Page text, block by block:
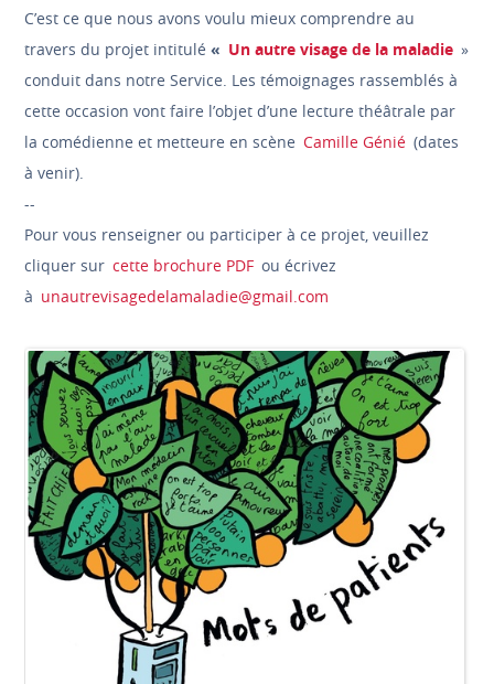
C’est ce que nous avons voulu mieux comprendre au
travers du projet intitulé« Un autre visage de la maladie »
conduit dans notre Service. Les témoignages rassemblés à
cette occasion vont faire l’objet d’une lecture théâtrale par
la comédienne et metteure en scène Camille Génié (dates
à venir).
--
Pour vous renseigner ou participer à ce projet, veuillez
cliquer sur cette brochure PDF ou écrivez
à unautrevisagedelamaladie@gmail.com